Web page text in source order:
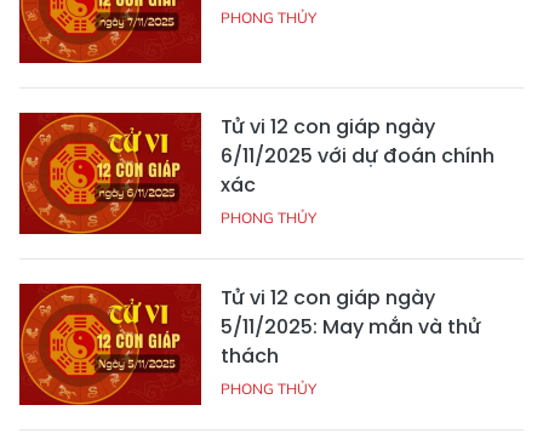
PHONG THỦY
Tử vi 12 con giáp ngày
6/11/2025 với dự đoán chính
xác
PHONG THỦY
Tử vi 12 con giáp ngày
5/11/2025: May mắn và thử
thách
PHONG THỦY